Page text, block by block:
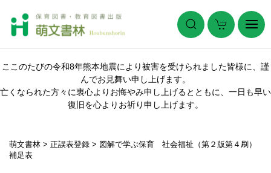
ここのたびの令和8年熊本地震により被害を受けられました皆様に、謹
んでお見舞い申し上げます。
亡くなられた方々に衷心よりお悔やみ申し上げるとともに、一日も早い
復旧を心よりお祈り申し上げます。
萌文書林 > 正誤表登録 > 図解で学ぶ保育 社会福祉（第２版第４刷）
補足表